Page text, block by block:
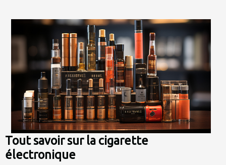
Tout savoir sur la cigarette
électronique